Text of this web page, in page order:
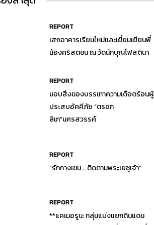
REPORT
เสกอาคารเรียนใหม่และเยี่ยมเยียนพี่
น้องคริสตชน ณ วัดนักบุญโฟสตินา
REPORT
มอบสิ่งของบรรเทาความเดือดร้อนผู้
ประสบอัคคีภัย “ตรอก
ลิเก”นครสวรรค์
REPORT
“รักกางเขน .. ติดตามพระเยซูเจ้า”
REPORT
**แคเมอรูน: กลุ่มแบ่งแยกดินแดน